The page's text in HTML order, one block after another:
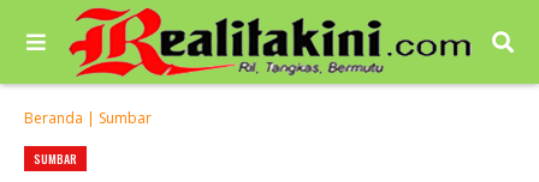
Beranda | Sumbar
SUMBAR